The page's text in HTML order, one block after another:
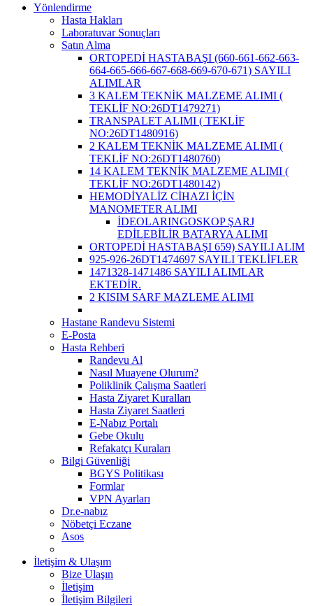
Yönlendirme
Hasta Hakları
Laboratuvar Sonuçları
Satın Alma
ORTOPEDİ HASTABAŞI (660-661-662-663-
664-665-666-667-668-669-670-671) SAYILI
ALIMLAR
3 KALEM TEKNİK MALZEME ALIMI (
TEKLİF NO:26DT1479271)
TRANSPALET ALIMI ( TEKLİF
NO:26DT1480916)
2 KALEM TEKNİK MALZEME ALIMI (
TEKLİF NO:26DT1480760)
14 KALEM TEKNİK MALZEME ALIMI (
TEKLİF NO:26DT1480142)
HEMODİYALİZ CİHAZI İÇİN
MANOMETER ALIMI
İDEOLARINGOSKOP ŞARJ
EDİLEBİLİR BATARYA ALIMI
ORTOPEDİ HASTABAŞI 659) SAYILI ALIM
925-926-26DT1474697 SAYILI TEKLİFLER
1471328-1471486 SAYILI ALIMLAR
EKTEDİR.
2 KISIM SARF MAZLEME ALIMI
Hastane Randevu Sistemi
E-Posta
Hasta Rehberi
Randevu Al
Nasıl Muayene Olurum?
Poliklinik Çalışma Saatleri
Hasta Ziyaret Kuralları
Hasta Ziyaret Saatleri
E-Nabız Portalı
Gebe Okulu
Refakatçı Kuraları
Bilgi Güvenliği
BGYS Politikası
Formlar
VPN Ayarları
Dr.e-nabız
Nöbetçi Eczane
Asos
İletişim & Ulaşım
Bize Ulaşın
İletişim
İletişim Bilgileri